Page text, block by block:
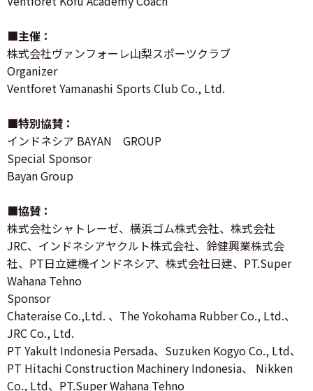
■主催：
株式会社ヴァンフォーレ山梨スポーツクラブ
Organizer
Ventforet Yamanashi Sports Club Co., Ltd.
■特別協賛：
インドネシア BAYAN GROUP
Special Sponsor
Bayan Group
■協賛：
株式会社シャトレーゼ、横浜ゴム株式会社、株式会社
JRC、インドネシアヤクルト株式会社、鈴健興業株式会
社、PT日立建機インドネシア、株式会社日建、PT.Super
Wahana Tehno
Sponsor
Chateraise Co.,Ltd. 、The Yokohama Rubber Co., Ltd.、
JRC Co., Ltd.
PT Yakult Indonesia Persada、Suzuken Kogyo Co., Ltd、
PT Hitachi Construction Machinery Indonesia、 Nikken
Co., Ltd、PT.Super Wahana Tehno